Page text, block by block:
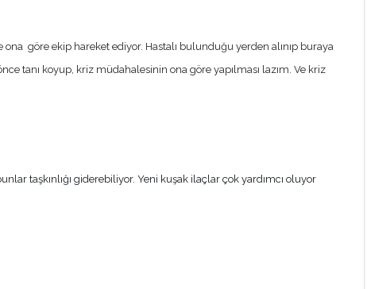
göre ekip hareket ediyor. Hastalı bulunduğu yerden alınıp buraya
tanı koyup, kriz müdahalesinin ona göre yapılması lazım. Ve kriz
taşkınlığı giderebiliyor. Yeni kuşak ilaçlar çok yardımcı oluyor